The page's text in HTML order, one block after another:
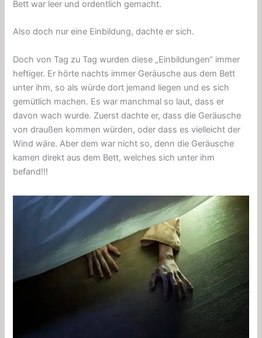
Bett war leer und ordentlich gemacht.
Also doch nur eine Einbildung, dachte er sich.
Doch von Tag zu Tag wurden diese „Einbildungen“ immer
heftiger. Er hörte nachts immer Geräusche aus dem Bett
unter ihm, so als würde dort jemand liegen und es sich
gemütlich machen. Es war manchmal so laut, dass er
davon wach wurde. Zuerst dachte er, dass die Geräusche
von draußen kommen würden, oder dass es vielleicht der
Wind wäre. Aber dem war nicht so, denn die Geräusche
kamen direkt aus dem Bett, welches sich unter ihm
befand!!!